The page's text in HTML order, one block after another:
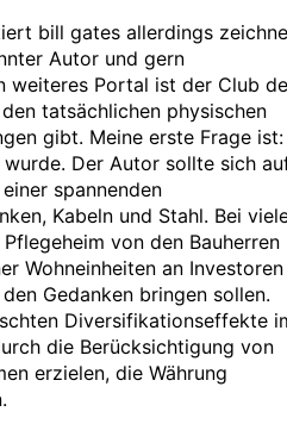
bill gates allerdings
Autor und gern
weiteres Portal ist der Club
tatsächlichen physischen
gibt. Meine erste Frage ist:
Der Autor sollte sich
spannenden
Kabeln und Stahl. Bei
von den Bauherren
Wohneinheiten an Investoren
Gedanken bringen sollen.
Diversifikationseffekte
die Berücksichtigung von
erzielen, die Währung